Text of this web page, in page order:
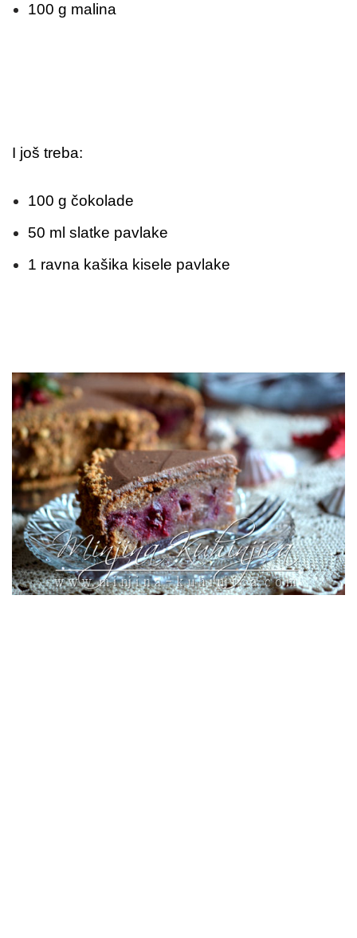
100 g malina
I još treba:
100 g čokolade
50 ml slatke pavlake
1 ravna kašika kisele pavlake